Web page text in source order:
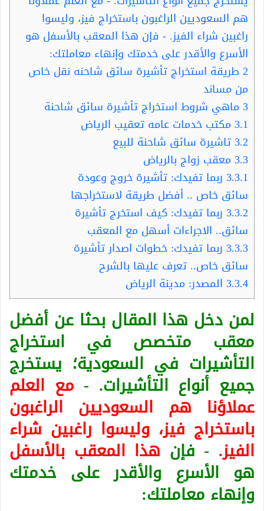
هم السعوديين الراغبون باستخراج فيز، وليسوا
راغبين شراء الفيز. - فإن هذا المعقب بالأسفل هو
الأسرع والأقدر على خدمتك وإنهاء معاملتك:
2 طريقة استخراج تأشيرة سائق شاحنه نقل خاص
من مساند
3ماهي شروط استخراج تأشيرة سائق شاحنة
3.1مكتب خدمات عامه تعقيب الرياض
3.2تاشيرة سائق شاحنة للبيع
3.3معقب زواج بالرياض
3.3.1 ربما تفيدك: تأشيرة خروج وعودة
سائق خاص .. أفضل طريقة لاستخراجها
3.3.2 ربما تفيدك: كيف استخرج تأشيرة
سائق.. الاجراءات أسهل مع المعقب
3.3.3 ربما تفيدك: خطوات اصدار تأشيرة
سائق خاص.. تعرف عليها بالشرح
3.3.4 المصدر: مدينة الرياض
لمن دخل هذا المقال بحثا عن أفضل
معقب متخصص في استخراج
التأشيرات في السعودية؛ يستخرج
جميع أنواع التأشيرات. - مع العلم
عملاؤنا هم السعوديين الراغبون
باستخراج فيز، وليسوا راغبين شراء
الفيز. - فإن هذا المعقب بالأسفل
هو الأسرع والأقدر على خدمتك
وإنهاء معاملتك: